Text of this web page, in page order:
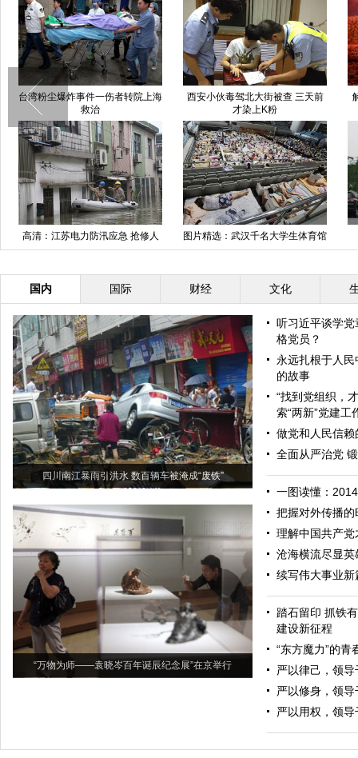
台湾粉尘爆炸事件一伤者转院上海
救治
西安小伙毒驾北大街被查 三天前
才染上K粉
高清：江苏电力防汛应急 抢修人
员乘艇抢险
图片精选：武汉千名大学生体育馆
内纳凉过夜
国内 国际 财经 文化
四川南江暴雨引洪水 数百辆车被淹成“废铁”
“万物为师——袁晓岑百年诞辰纪念展”在京举行
听习近平谈学
格党员？
永远扎根于人
的故事
“找到党组织，
索“两新”党建工
做党和人民信赖
全面从严治党
一图读懂：
把握对外传播的
理解中国共产
沧海横流尽显英
续写伟大事业新
踏石留印 抓铁
建设新征程
“东方魔力”的青
严以律己，领
严以修身，领
严以用权，领